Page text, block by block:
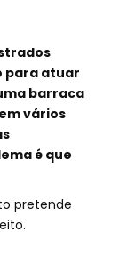
para atuar
barraca
vários
é que
pretende